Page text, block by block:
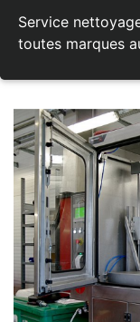
Service
toutes marques